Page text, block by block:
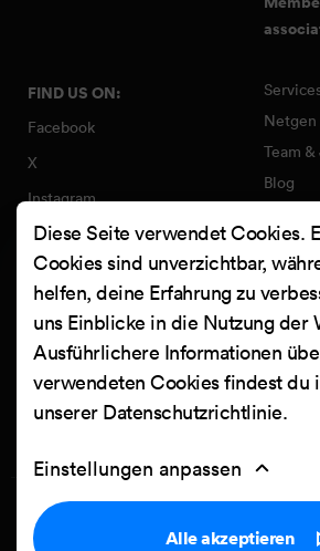
FIND US ON:
Facebook
X
Instagram
LinkedIn
YouTube
Clutch
Netgen
Team &
Blog
Netgen
Kontakt
Netgen & eZ Platform. Copyright
Diese Seite verwendet Cookies.
Cookies sind unverzichtbar,
helfen, deine Erfahrung zu
uns Einblicke in die Nutzung der
Ausführlichere Informationen
verwendeten Cookies findest du
unserer Datenschutzrichtlinie.
Einstellungen anpassen
Alle akzeptieren